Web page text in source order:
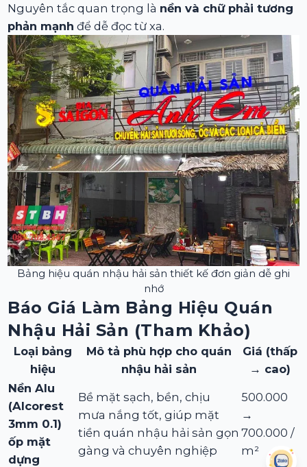
Nguyên tắc quan trọng là nền và chữ phải tương
phản mạnh để dễ đọc từ xa.
Bảng hiệu quán nhậu hải sản thiết kế đơn giản dễ ghi
nhớ
Báo Giá Làm Bảng Hiệu Quán
Nhậu Hải Sản (tham Khảo)
Loại bảng
hiệu
Mô tả phù hợp cho quán
nhậu hải sản
Giá (thấp
→ cao)
Nền Alu
(Alcorest
3mm 0.1)
ốp mặt
dựng
Bề mặt sạch, bền, chịu
mưa nắng tốt, giúp mặt
tiền quán nhậu hải sản gọn
gàng và chuyên nghiệp
500.000
→
700.000 /
m²